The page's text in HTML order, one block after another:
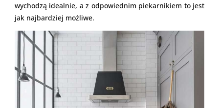
wychodzą idealnie, a z odpowiednim piekarnikiem to jest
jak najbardziej możliwe.